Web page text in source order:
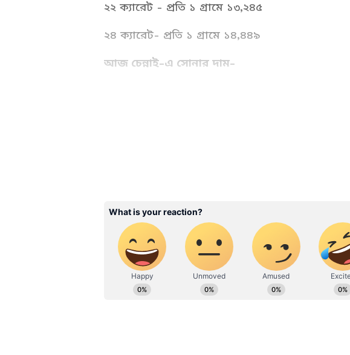
২২ ক্যারেট - প্রতি ১ গ্রামে ১৩,২৪৫
২৪ ক্যারেট- প্রতি ১ গ্রামে ১৪,৪৪৯
আজ চেন্নাই-এ সোনার দাম-
Related Articles
Artificial Mangalsutra: দাম
২৫০-এর কম, দেখতে ২২ ক্যারেট